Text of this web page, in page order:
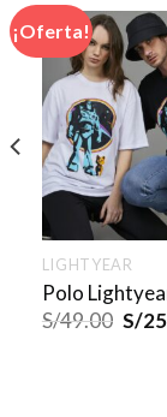
¡Oferta!
LIGHTYEAR
Polo
S/49.00 S/